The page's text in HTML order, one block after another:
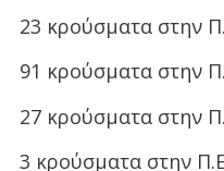
23 κρούσματα στην
91 κρούσματα στην
27 κρούσματα στην
3 κρούσματα στην